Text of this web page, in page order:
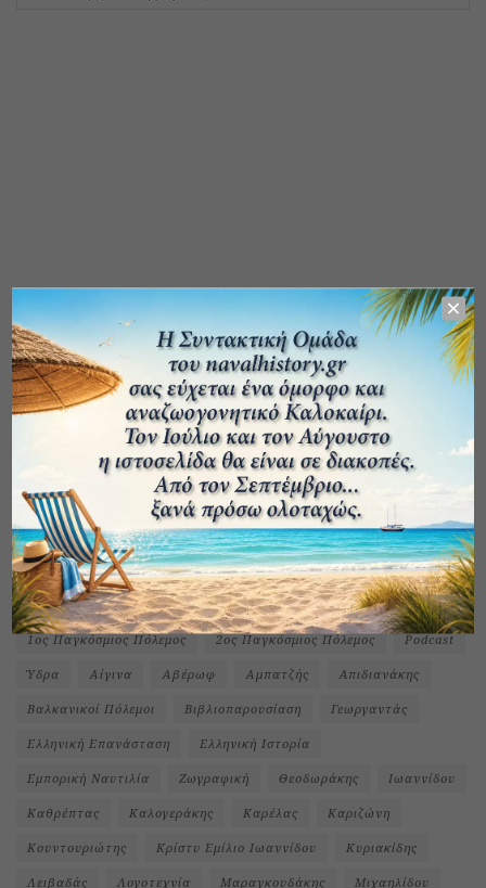
ΕΤΙΚΕΤΕΣ
1ος Παγκόσμιος Πόλεμος 2ος Παγκόσμιος Πόλεμος Podcast
Ύδρα Αίγινα Αβέρωφ Αμπατζής Απιδιανάκης
Βαλκανικοί Πόλεμοι Βιβλιοπαρουσίαση Γεωργαντάς
Ελληνική Επανάσταση Ελληνική Ιστορία
Εμπορική Ναυτιλία Ζωγραφική Θεοδωράκης Ιωαννίδου
Καθρέπτας Καλογεράκης Καρέλας Καριζώνη
Κουντουριώτης Κρίστυ Εμίλιο Ιωαννίδου Κυριακίδης
Λειβαδάς Λογοτεχνία Μαραγκουδάκης Μιχαηλίδου